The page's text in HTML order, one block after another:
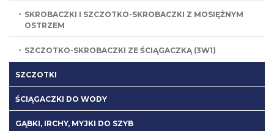
SKROBACZKI I SZCZOTKO-SKROBACZKI Z MOSIĘŻNYM
OSTRZEM
SZCZOTKO-SKROBACZKI ZE ŚCIĄGACZKĄ (3W1)
SZCZOTKI
ŚCIĄGACZKI DO WODY
GĄBKI, IRCHY, MYJKI DO SZYB